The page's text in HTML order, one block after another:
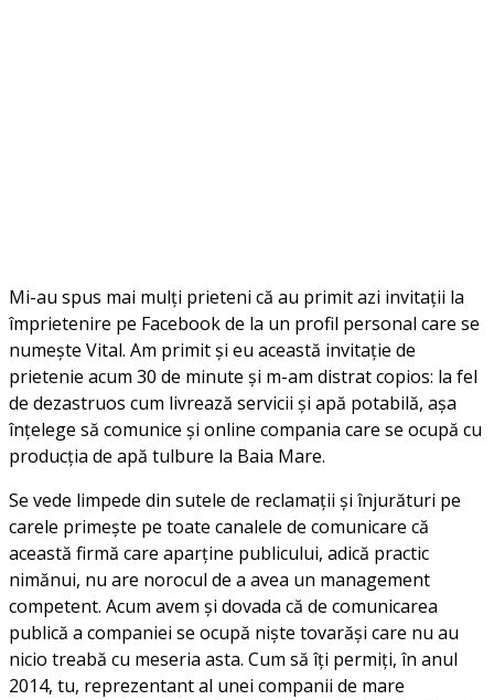
Mi-au spus mai mulți prieteni că au primit azi invitații la
împrietenire pe Facebook de la un profil personal care se
numește Vital. Am primit și eu această invitație de
prietenie acum 30 de minute și m-am distrat copios: la fel
de dezastruos cum livrează servicii și apă potabilă, așa
înțelege să comunice și online compania care se ocupă cu
producția de apă tulbure la Baia Mare.
Se vede limpede din sutele de reclamații și înjurături pe
carele primește pe toate canalele de comunicare că
această firmă care aparține publicului, adică practic
nimănui, nu are norocul de a avea un management
competent. Acum avem și dovada că de comunicarea
publică a companiei se ocupă niște tovarăși care nu au
nicio treabă cu meseria asta. Cum să îți permiți, în anul
2014, tu, reprezentant al unei companii de mare